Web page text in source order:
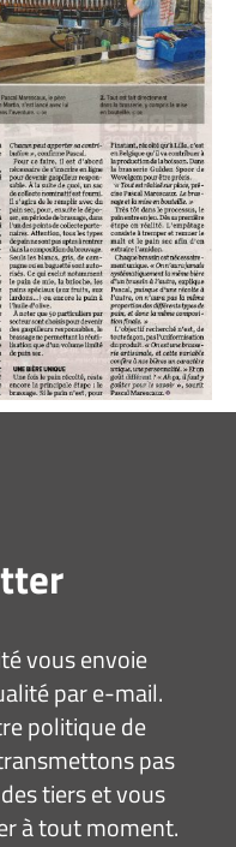
vous envoie
par e-mail.
politique de
pas
tiers et vous
à tout moment.